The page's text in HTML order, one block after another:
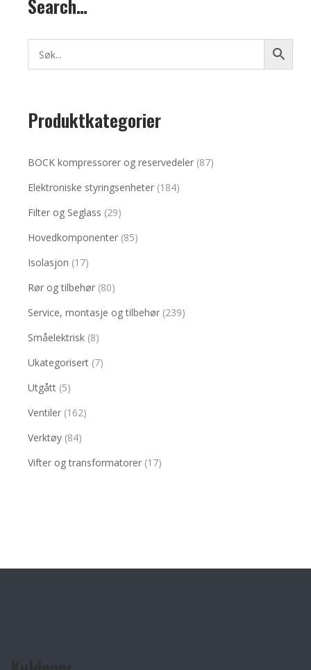
Search…
Produktkategorier
BOCK kompressorer og reservedeler (87)
Elektroniske styringsenheter (184)
Filter og Seglass (29)
Hovedkomponenter (85)
Isolasjon (17)
Rør og tilbehør (80)
Service, montasje og tilbehør (239)
Småelektrisk (8)
Ukategorisert (7)
Utgått (5)
Ventiler (162)
Verktøy (84)
Vifter og transformatorer (17)